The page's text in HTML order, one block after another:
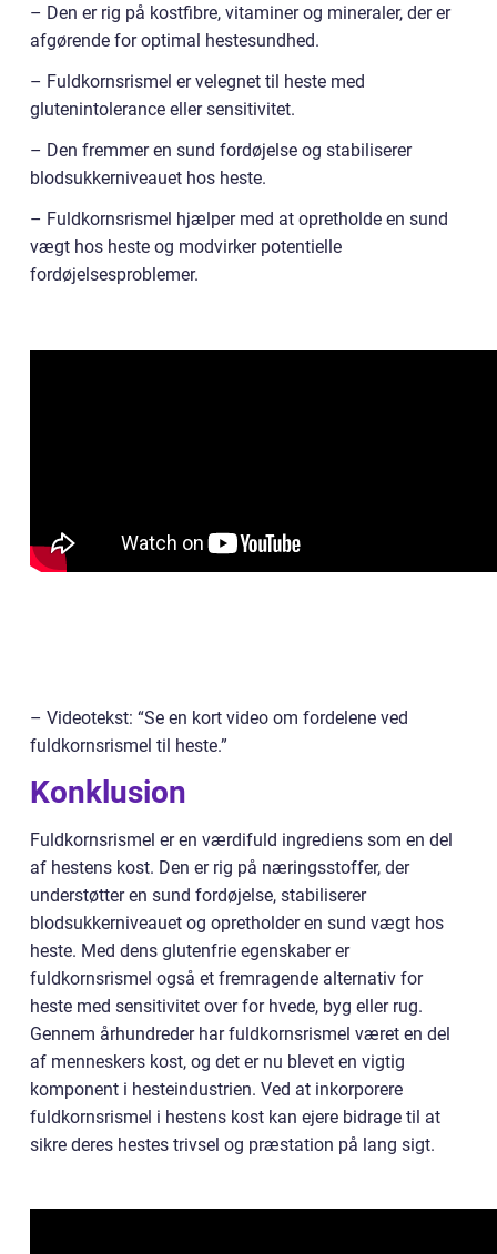
– Den er rig på kostfibre, vitaminer og mineraler, der er
afgørende for optimal hestesundhed.
– Fuldkornsrismel er velegnet til heste med
glutenintolerance eller sensitivitet.
– Den fremmer en sund fordøjelse og stabiliserer
blodsukkerniveauet hos heste.
– Fuldkornsrismel hjælper med at opretholde en sund
vægt hos heste og modvirker potentielle
fordøjelsesproblemer.
– Videotekst: “Se en kort video om fordelene ved
fuldkornsrismel til heste.”
Konklusion
Fuldkornsrismel er en værdifuld ingrediens som en del
af hestens kost. Den er rig på næringsstoffer, der
understøtter en sund fordøjelse, stabiliserer
blodsukkerniveauet og opretholder en sund vægt hos
heste. Med dens glutenfrie egenskaber er
fuldkornsrismel også et fremragende alternativ for
heste med sensitivitet over for hvede, byg eller rug.
Gennem århundreder har fuldkornsrismel været en del
af menneskers kost, og det er nu blevet en vigtig
komponent i hesteindustrien. Ved at inkorporere
fuldkornsrismel i hestens kost kan ejere bidrage til at
sikre deres hestes trivsel og præstation på lang sigt.